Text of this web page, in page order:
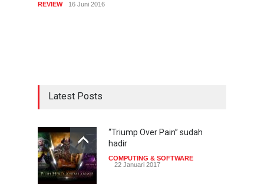
REVIEW 16 Juni 2016
Latest Posts
“Triump Over Pain” sudah
hadir
COMPUTING & SOFTWARE
22 Januari 2017